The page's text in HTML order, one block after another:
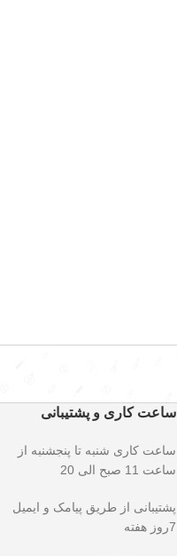
به مدت محدود روی تمامی
ساعت کاری و پشتیبانی
ساعت کاری شنبه تا پنجشنبه از
ساعت 11 صبح الی 20
پشتیبانی از طریق پیامک و ایمیل
7روز هفته